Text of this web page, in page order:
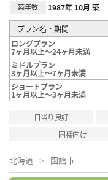
築年数
1987年 10月 築
プラン名・期間
ロングプラン
7ヶ月以上～24ヶ月未満
ミドルプラン
3ヶ月以上～7ヶ月未満
ショートプラン
1ヶ月以上～3ヶ月未満
日当り良好
同棲向け
北海道 函館市